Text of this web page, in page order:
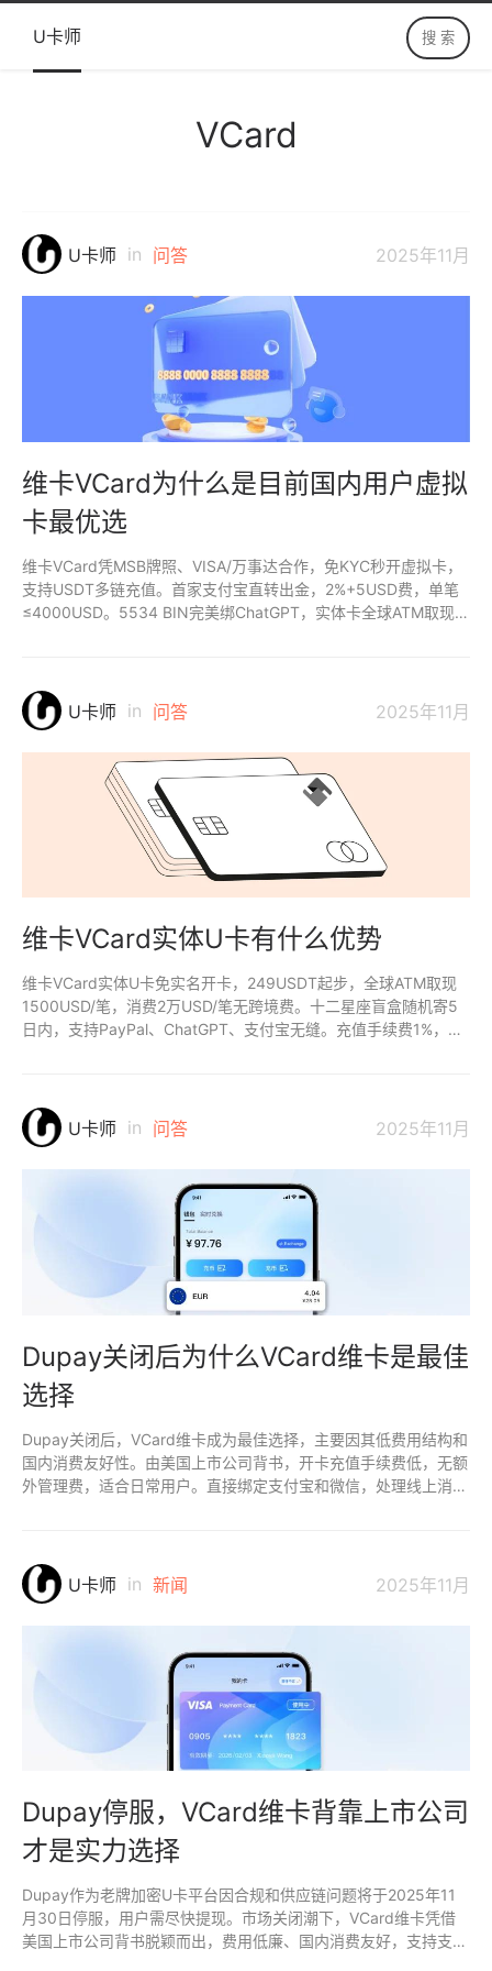
U卡师
VCard
U卡师 in 问答 2025年11月
维卡VCard为什么是目前国内用户虚拟
卡最优选
维卡VCard凭MSB牌照、VISA/万事达合作，免KYC秒开虚拟卡，
支持USDT多链充值。首家支付宝直转出金，2%+5USD费，单笔
≤4000USD。5534 BIN完美绑ChatGPT，实体卡全球ATM取现，
U卡师 in 问答 2025年11月
维卡VCard实体U卡有什么优势
维卡VCard实体U卡免实名开卡，249USDT起步，全球ATM取现
1500USD/笔，消费2万USD/笔无跨境费。十二星座盲盒随机寄5
日内，支持PayPal、ChatGPT、支付宝无缝。充值手续费1%，出
U卡师 in 问答 2025年11月
Dupay关闭后为什么VCard维卡是最佳
选择
Dupay关闭后，VCard维卡成为最佳选择，主要因其低费用结构和
国内消费友好性。由美国上市公司背书，开卡充值手续费低，无额
外管理费，适合日常用户。直接绑定支付宝和微信，处理线上消费
U卡师 in 新闻 2025年11月
Dupay停服，VCard维卡背靠上市公司
才是实力选择
Dupay作为老牌加密U卡平台因合规和供应链问题将于2025年11
月30日停服，用户需尽快提现。市场关闭潮下，VCard维卡凭借
美国上市公司背书脱颖而出，费用低廉、国内消费友好，支持支付